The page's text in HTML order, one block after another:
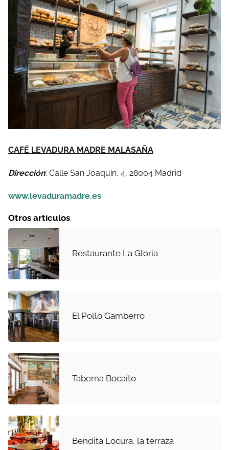
CAFÉ LEVADURA MADRE MALASAÑA
Dirección: Calle San Joaquín, 4, 28004 Madrid
www.levaduramadre.es
Otros artículos
Restaurante La Gloria
El Pollo Gamberro
Taberna Bocaíto
Bendita Locura, la terraza